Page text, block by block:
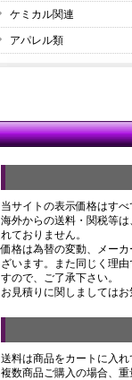
ケミカル関連
アパレル類
当サイトの表示価格はすべ
海外からの送料・関税等
れておりません。
価格は為替の変動、メー
ざいます。また同じく理
すので、ご了承下さい。
お見積りに関しましてはお
送料は商品をカートに入れ
複数商品ご購入の場合、重